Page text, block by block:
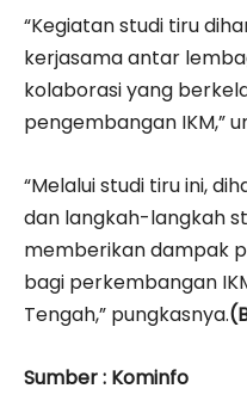
“Kegiatan studi tiru
kerjasama antar
kolaborasi yang
pengembangan IKM,”
“Melalui studi tiru ini,
dan langkah-langkah
memberikan dampak
bagi perkembangan
Tengah,” pungkasnya.
Sumber : Kominfo